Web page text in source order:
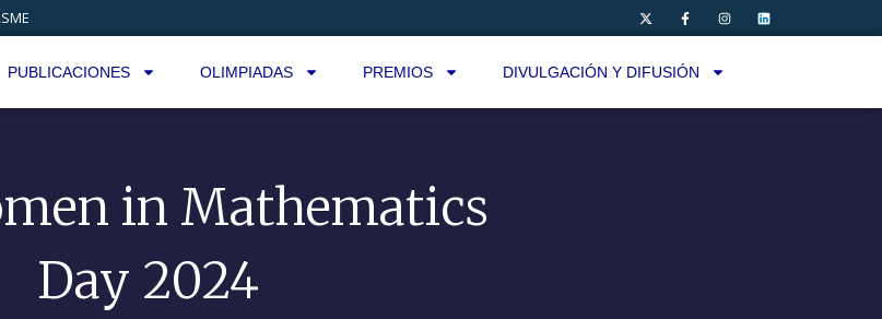
PUBLICACIONES OLIMPIADAS PREMIOS DIVULGACIÓN Y DIFUSIÓN
in Mathematics
Day 2024